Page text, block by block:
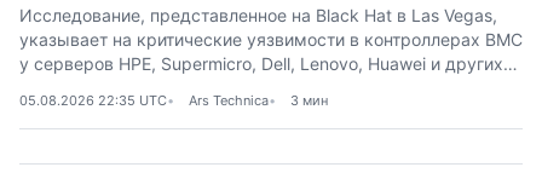
Исследование, представленное на Black Hat в Las Vegas,
указывает на критические уязвимости в контроллерах BMC
у серверов HPE, Supermicro, Dell, Lenovo, Huawei и других
05.08.2026 22:35 UTC Ars Technica 3 мин